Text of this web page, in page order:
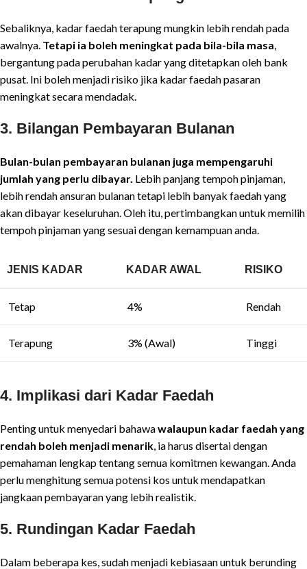
Sebaliknya, kadar faedah terapung mungkin lebih rendah pada
awalnya. Tetapi ia boleh meningkat pada bila-bila masa
bergantung pada perubahan kadar yang ditetapkan oleh bank
pusat. Ini boleh menjadi risiko jika kadar faedah pasaran
meningkat secara mendadak.
3. Bilangan Pembayaran Bulanan
Bulan-bulan pembayaran bulanan juga mempengaruhi
jumlah yang perlu dibayar. Lebih panjang tempoh pinjaman,
lebih rendah ansuran bulanan tetapi lebih banyak faedah yang
akan dibayar keseluruhan. Oleh itu, pertimbangkan untuk memilih
tempoh pinjaman yang sesuai dengan kemampuan anda.
JENIS KADAR KADAR AWAL RISIKO
Tetap 4% Rendah
Terapung 3% (Awal) Tinggi
4. Implikasi dari Kadar Faedah
Penting untuk menyedari bahawawalaupun kadar faedah yang
rendah boleh menjadi menarik , ia harus disertai dengan
pemahaman lengkap tentang semua komitmen kewangan. Anda
perlu menghitung semua potensi kos untuk mendapatkan
jangkaan pembayaran yang lebih realistik.
5. Rundingan Kadar Faedah
Dalam beberapa kes, sudah menjadi kebiasaan untuk berunding